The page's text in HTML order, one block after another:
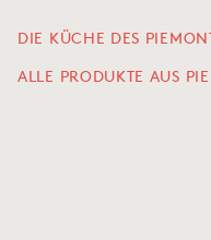
DIE KÜCHE DES
ALLE PRODUKTE AUS